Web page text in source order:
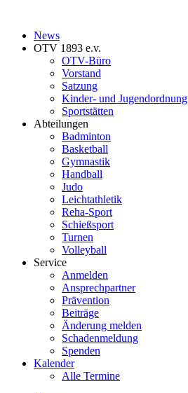
News
OTV 1893 e.v.
OTV-Büro
Vorstand
Satzung
Kinder- und Jugendordnung
Sportstätten
Abteilungen
Badminton
Basketball
Gymnastik
Handball
Judo
Leichtathletik
Reha-Sport
Schießsport
Turnen
Volleyball
Service
Anmelden
Ansprechpartner
Prävention
Beiträge
Änderung melden
Schadenmeldung
Spenden
Kalender
Alle Termine